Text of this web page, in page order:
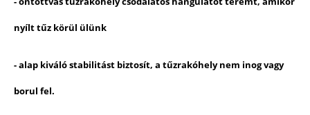
nyílt tűz körül ülünk
- alap kiváló stabilitást biztosít, a tűzrakóhely nem inog vagy
borul fel.